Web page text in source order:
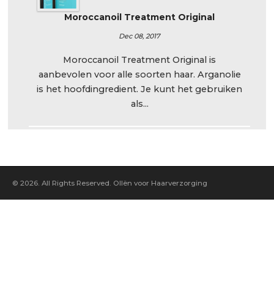
Moroccanoil Treatment Original
Dec 08, 2017
Moroccanoil Treatment Original is
aanbevolen voor alle soorten haar. Arganolie
is het hoofdingredient. Je kunt het gebruiken
als...
© 2026. All Rights Reserved. OlIën voor Haarverzorging